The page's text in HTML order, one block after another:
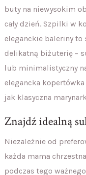
buty na niewysokim
cały dzień. Szpilki w
eleganckie baleriny to
delikatną biżuterię –
lub minimalistyczny
elegancka
jak klasyczna
Znajdź idealną
Niezależnie od
każda mama
podczas tego